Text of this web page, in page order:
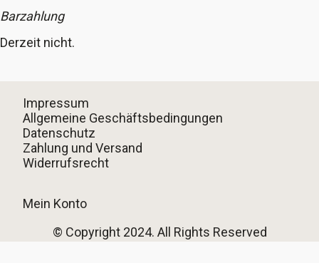
Barzahlung
Derzeit nicht.
Impressum
Allgemeine Geschäftsbedingungen
Datenschutz
Zahlung und Versand
Widerrufsrecht
Mein Konto
© Copyright 2024. All Rights Reserved